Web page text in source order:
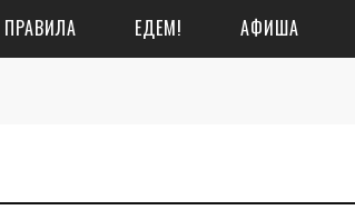
ПРАВИЛА ЕДЕМ! АФИША